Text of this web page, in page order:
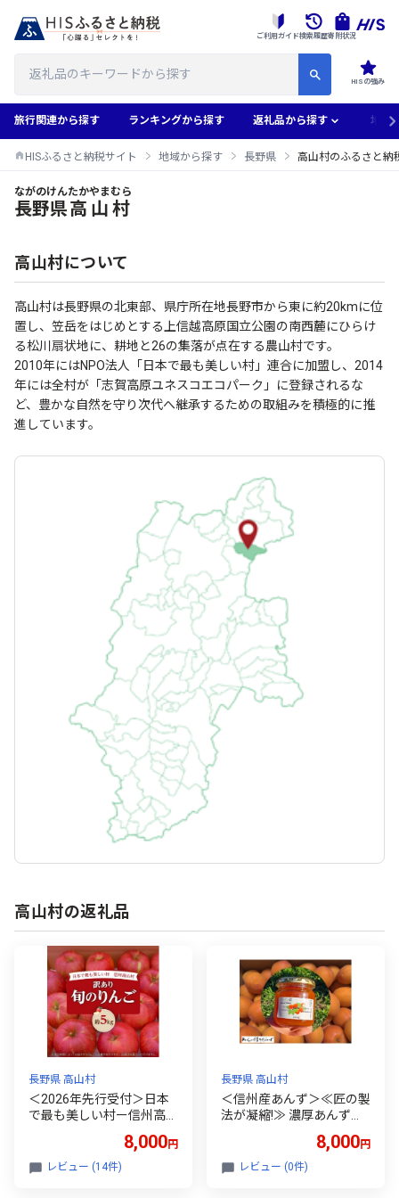
HISの強み
ご利用ガイド検索履歴寄附状況
旅行関連から探す ランキングから探す 返礼品から探す 地域
HISふるさと納税サイト 地域から探す 長野県 高山村のふるさと納
高山村のふるさと納税返礼品一覧
長野県
ながのけん
高山村
たかやまむら
高山村について
高山村は長野県の北東部、県庁所在地長野市から東に約20kmに位
置し、笠岳をはじめとする上信越高原国立公園の南西麓にひらけ
る松川扇状地に、耕地と26の集落が点在する農山村です。
2010年にはNPO法人「日本で最も美しい村」連合に加盟し、2014
年には全村が「志賀高原ユネスコエコパーク」に登録されるな
ど、豊かな自然を守り次代へ継承するための取組みを積極的に推
進しています。
高山村の返礼品
長野県 高山村
＜2026年先行受付＞日本
で最も美しい村ー信州高山
り＜訳あり品＞_りんご 林
檎 訳あり ふるさと納税 信
州 高山村 5kg フルーツ 果
8,000円
レビュー (14件)
長野県 高山村
＜信州産あんず＞≪匠の製
法が凝縮!≫ 濃厚あんずジ
8,000円
レビュー (0件)